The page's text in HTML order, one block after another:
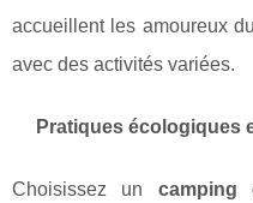
accueillent les amoureux
avec des activités variées.
Pratiques écologiques
Choisissez un camping